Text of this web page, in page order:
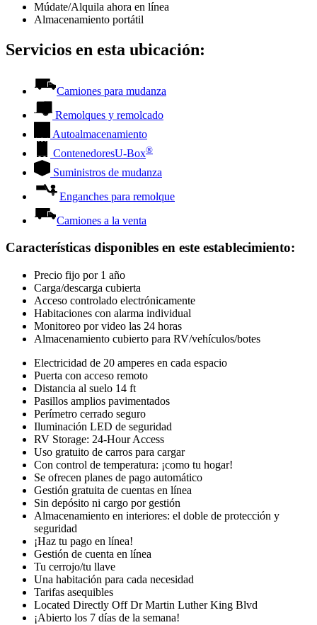
Múdate/Alquila ahora en línea
Almacenamiento portátil
Servicios en esta ubicación:
Camiones para mudanza
Remolques y remolcado
Autoalmacenamiento
ContenedoresU-Box®
Suministros de mudanza
Enganches para remolque
Camiones a la venta
Características disponibles en este establecimiento:
Precio fijo por 1 año
Carga/descarga cubierta
Acceso controlado electrónicamente
Habitaciones con alarma individual
Monitoreo por video las 24 horas
Almacenamiento cubierto para RV/vehículos/botes
Electricidad de 20 amperes en cada espacio
Puerta con acceso remoto
Distancia al suelo 14 ft
Pasillos amplios pavimentados
Perímetro cerrado seguro
Iluminación LED de seguridad
RV Storage: 24-Hour Access
Uso gratuito de carros para cargar
Con control de temperatura: ¡como tu hogar!
Se ofrecen planes de pago automático
Gestión gratuita de cuentas en línea
Sin depósito ni cargo por gestión
Almacenamiento en interiores: el doble de protección y
seguridad
¡Haz tu pago en línea!
Gestión de cuenta en línea
Tu cerrojo/tu llave
Una habitación para cada necesidad
Tarifas asequibles
Located Directly Off Dr Martin Luther King Blvd
¡Abierto los 7 días de la semana!